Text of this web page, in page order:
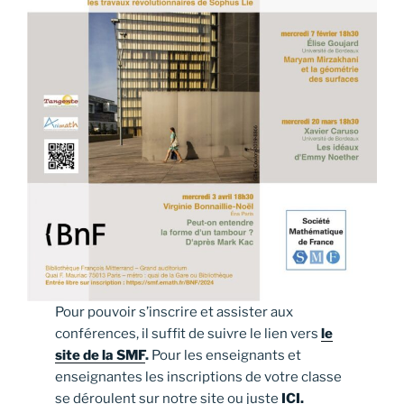
Pour pouvoir s’inscrire et assister aux
conférences, il suffit de suivre le lien versle
site de la SMF. Pour les enseignants et
enseignantes les inscriptions de votre classe
se déroulent sur notre site ou juste ICI.